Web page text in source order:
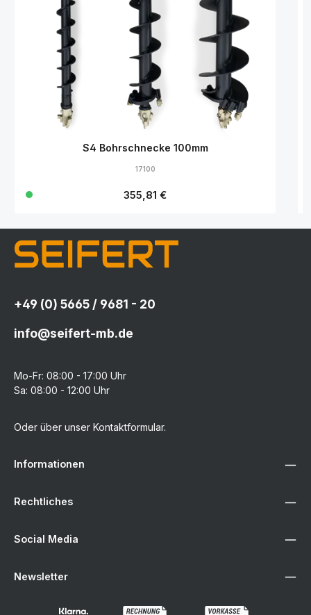
S4 Bohrschnecke 100mm
17100
Regulärer Preis:
355,81 €
+49 (0) 5665 / 9681 - 20
info@seifert-mb.de
Mo-Fr: 08:00 - 17:00 Uhr
Sa: 08:00 - 12:00 Uhr
Oder über unser Kontaktformular.
Informationen
Rechtliches
Social Media
Newsletter